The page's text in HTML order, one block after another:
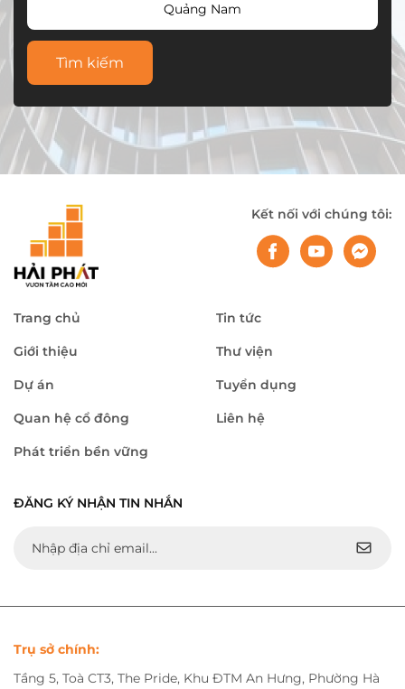
Quảng Nam
Tìm kiếm
Kết nối với chúng tôi:
Trang chủ
Giới thiệu
Dự án
Quan hệ cổ đông
Phát triển bền vững
Tin tức
Thư viện
Tuyển dụng
Liên hệ
ĐĂNG KÝ NHẬN TIN NHẮN
Trụ sở chính:
Tầng 5, Toà CT3, The Pride, Khu ĐTM An Hưng, Phường Hà